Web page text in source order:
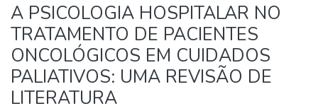
A PSICOLOGIA HOSPITALAR NO
TRATAMENTO DE PACIENTES
ONCOLÓGICOS EM CUIDADOS
PALIATIVOS: UMA REVISÃO DE
LITERATURA